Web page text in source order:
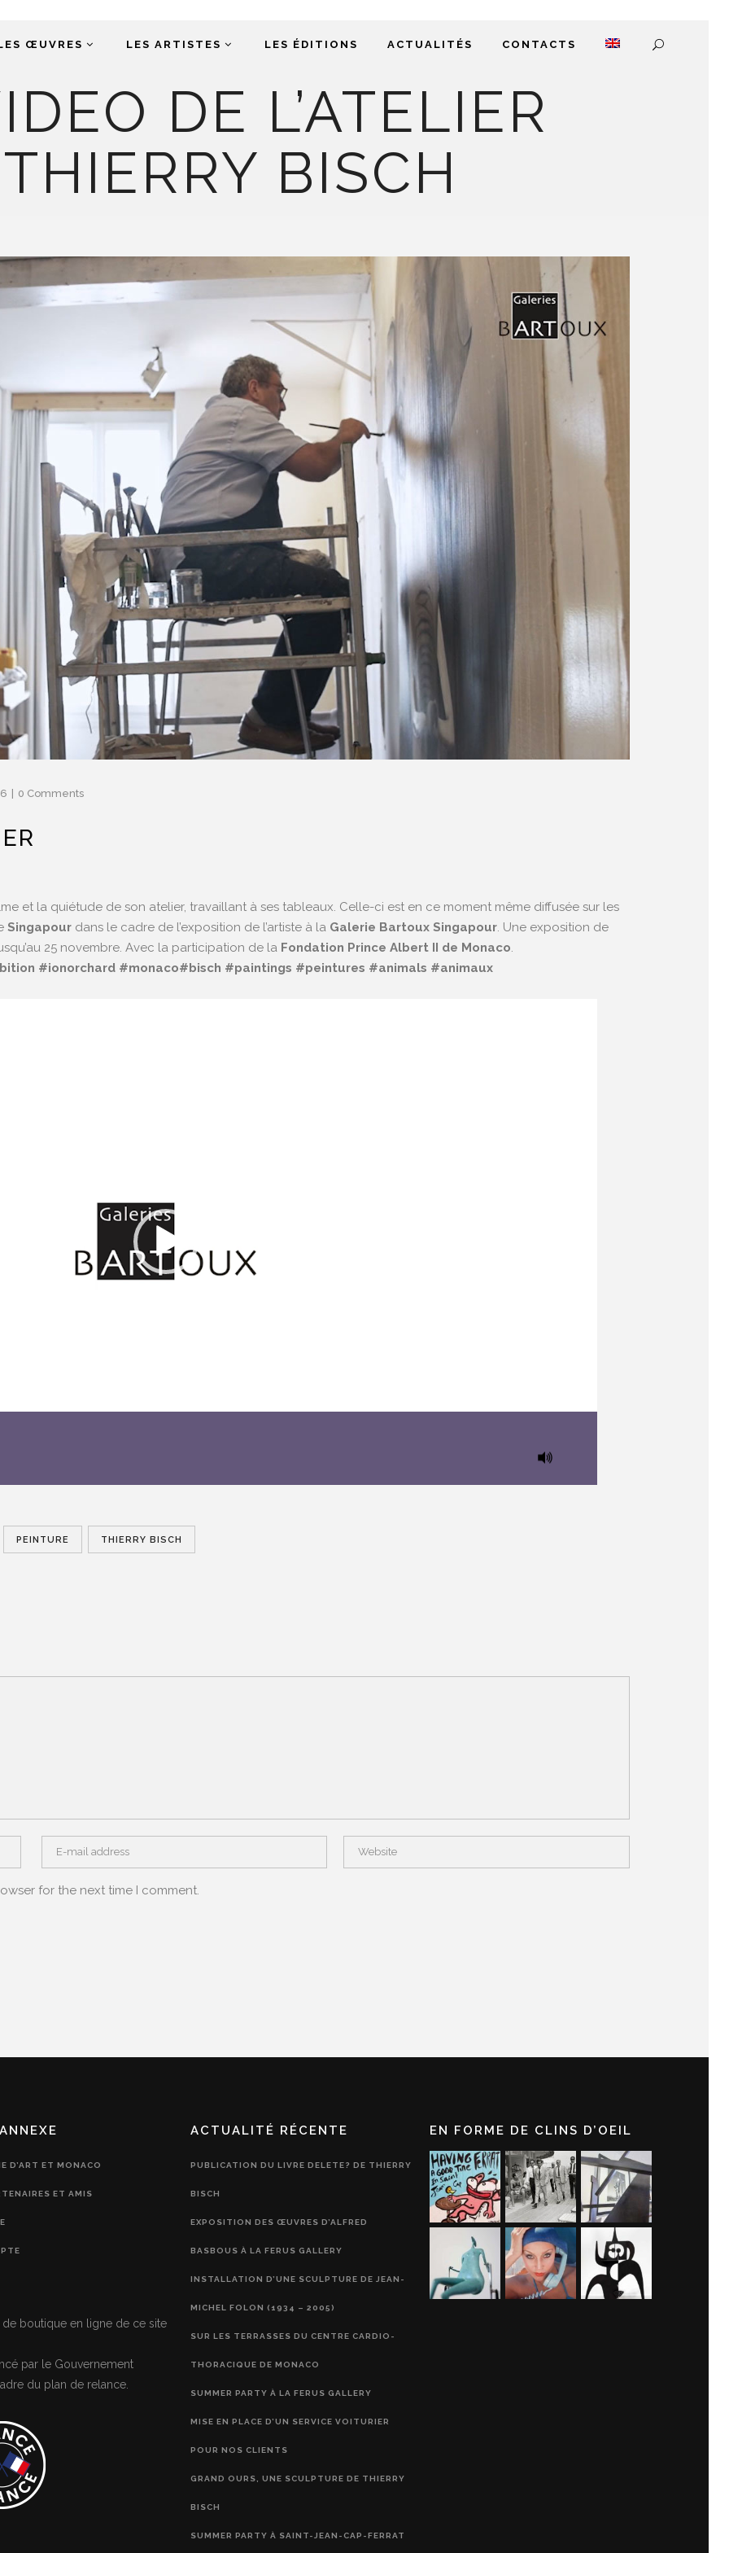
ŒUVRES LES ARTISTES LES ÉDITIONS ACTUALITÉS CONTACTS
DE L’ATELIER
BISCH
0 Comments
et la quiétude de son atelier, travaillant à ses tableaux. Celle-ci est en ce moment même diffusée sur les
Singapour dans le cadre de l’exposition de l’artiste à la Galerie Bartoux Singapour. Une exposition de
25 novembre. Avec la participation de la Fondation Prince Albert II de Monaco.
#ionorchard #monaco#bisch #paintings #peintures #animals #animaux
PEINTURE THIERRY BISCH
for the next time I comment.
D’ART ET MONACO
ET AMIS
boutique en ligne de ce site
par le Gouvernement
du plan de relance.
ACTUALITÉ RÉCENTE
PUBLICATION DU LIVRE DELETE? DE THIERRY
BISCH
EXPOSITION DES ŒUVRES D’ALFRED
BASBOUS À LA FERUS GALLERY
INSTALLATION D’UNE SCULPTURE DE JEAN-
MICHEL FOLON (1934 – 2005)
SUR LES TERRASSES DU CENTRE CARDIO-
THORACIQUE DE MONACO
SUMMER PARTY À LA FERUS GALLERY
MISE EN PLACE D’UN SERVICE VOITURIER
POUR NOS CLIENTS
GRAND OURS, UNE SCULPTURE DE THIERRY
BISCH
SUMMER PARTY À SAINT-JEAN-CAP-FERRAT
EN FORME DE CLINS D’OEIL